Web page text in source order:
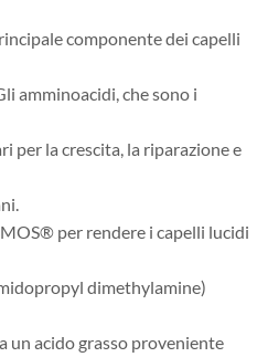
componente dei capelli
amminoacidi, che sono i
per la crescita, la riparazione e
per rendere i capelli lucidi
dimethylamine)
un acido grasso proveniente